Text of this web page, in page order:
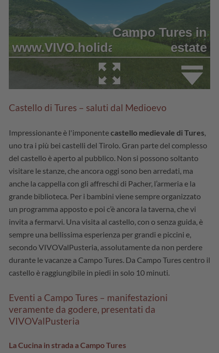
Castello di Tures – saluti dal Medioevo
Impressionante è l'imponentecastello medievale di Tures
uno tra i più bei castelli del Tirolo. Gran parte del complesso
del castello è aperto al pubblico. Non si possono soltanto
visitare le stanze, che ancora oggi sono ben arredati, ma
anche la cappella con gli affreschi di Pacher, l’armeria e la
grande biblioteca. Per i bambini viene sempre organizzato
un programma apposto e poi c’è ancora la taverna, che vi
invita a fermarvi. Una visita al castello, con o senza guida, è
sempre una bellissima esperienza per grandi e piccini e,
secondo VIVOValPusteria, assolutamente da non perdere
durante le vacanze a Campo Tures. Da Campo Tures centro il
castello è raggiungibile in piedi in solo 10 minuti.
Eventi a Campo Tures – manifestazioni
veramente da godere, presentati da
VIVOValPusteria
La Cucina in strada a Campo Tures